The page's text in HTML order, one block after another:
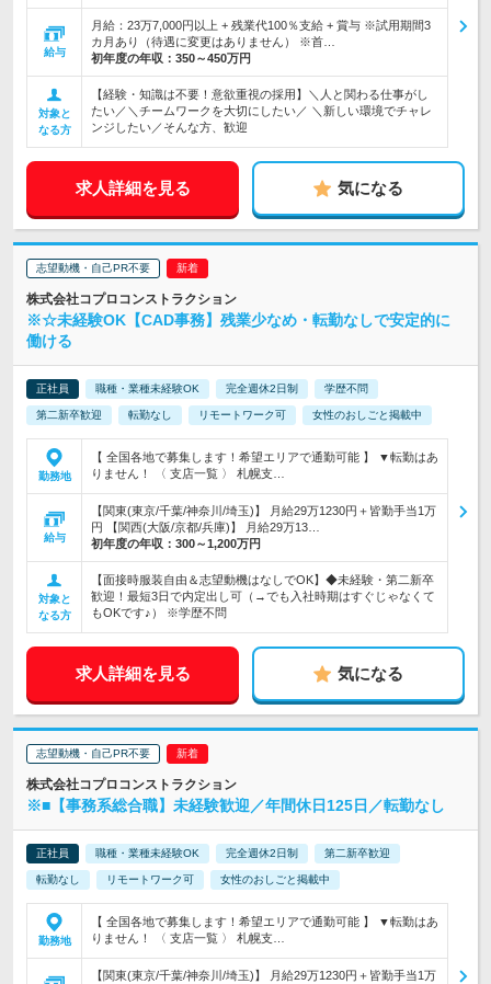
給与
月給：23万7,000円以上 + 残業代100％支給 + 賞与 ※試用期間3
カ月あり（待遇に変更はありません） ※首…
初年度の年収： 350～450万円
対象と
なる方
【経験・知識は不要！意欲重視の採用】＼人と関わる仕事がし
たい／＼チームワークを大切にしたい／ ＼新しい環境でチャレ
ンジしたい／そんな方、歓迎
求人詳細を見る 気になる
志望動機・自己PR不要
株式会社コプロコンストラクション
※☆未経験OK【CAD事務】残業少なめ・転勤なしで安定的に
働ける
正社員 職種・業種未経験OK 完全週休2日制 学歴不問
第二新卒歓迎 転勤なし リモートワーク可 女性のおしごと掲載中
勤務地
【 全国各地で募集します！希望エリアで通勤可能 】 ▼転勤はあ
りません！ 〈 支店一覧 〉 札幌支…
給与
【関東(東京/千葉/神奈川/埼玉)】 月給29万1230円＋皆勤手当1万
円 【関西(大阪/京都/兵庫)】 月給29万13…
初年度の年収： 300～1,200万円
対象と
なる方
【面接時服装自由＆志望動機はなしでOK】◆未経験・第二新卒
歓迎！最短3日で内定出し可（→でも入社時期はすぐじゃなくて
もOKです♪） ※学歴不問
求人詳細を見る 気になる
志望動機・自己PR不要
株式会社コプロコンストラクション
※■【事務系総合職】未経験歓迎／年間休日125日／転勤なし
正社員 職種・業種未経験OK 完全週休2日制 第二新卒歓迎
転勤なし リモートワーク可 女性のおしごと掲載中
勤務地
【 全国各地で募集します！希望エリアで通勤可能 】 ▼転勤はあ
りません！ 〈 支店一覧 〉 札幌支…
【関東(東京/千葉/神奈川/埼玉)】 月給29万1230円＋皆勤手当1万